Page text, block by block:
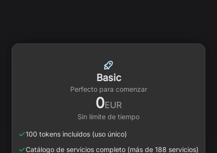
Basic
Perfecto para comenzar
0EUR
Sin límite de tiempo
100 tokens incluidos (uso único)
Catálogo de servicios completo (más de 188 servicios)